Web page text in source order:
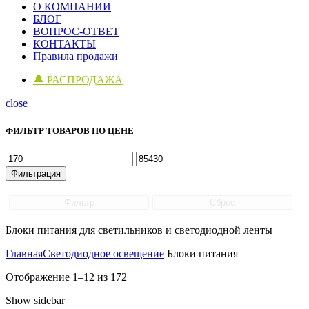
О КОМПАНИИ
БЛОГ
ВОПРОС-ОТВЕТ
КОНТАКТЫ
Правила продажи
🔔 РАСПРОДАЖА
close
ФИЛЬТР ТОВАРОВ ПО ЦЕНЕ
Минимальная
цена
Максимальная
цена
Фильтрация
Блоки питания для светильников и светодиодной ленты
ГлавнаяСветодиодное освещение Блоки питания
Отображение 1–12 из 172
Show sidebar